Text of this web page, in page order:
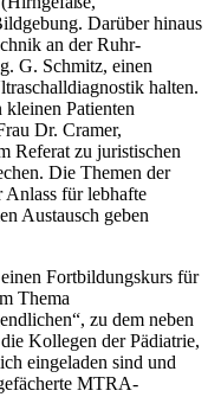
Darüber hinaus
an der Ruhr-
G. Schmitz, einen
halten.
Patienten
Dr. Cramer,
Referat zu juristischen
Die Themen der
Anlass für lebhafte
Austausch geben
Fortbildungskurs für
Thema
zu dem neben
Kollegen der Pädiatrie,
eingeladen sind und
MTRA-